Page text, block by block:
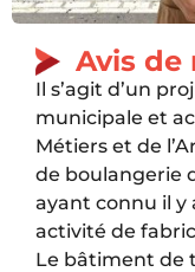
Avis de
Il s’agit d’un
municipale et
Métiers et de
de boulangerie
ayant connu il y
activité de
Le bâtiment de